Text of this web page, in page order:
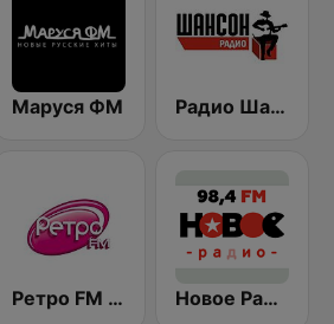
Маруся ФМ Радио Шансон (Chanson)
Ретро FM (Retro FM) Новое Радио (New Radio, Novoe Radio)